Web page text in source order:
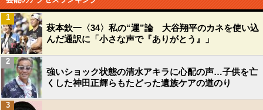
萩本欽一〈34〉私の“運”論 大谷翔平のカネを使い込
んだ通訳に「小さな声で『ありがとう』」
1
強いショック状態の清水アキラに心配の声…子供を亡
くした神田正輝らもたどった遺族ケアの道のり
2
3